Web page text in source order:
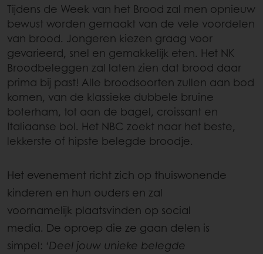
Tijdens de Week van het Brood zal men opnieuw
bewust worden gemaakt van de vele voordelen
van brood. Jongeren kiezen graag voor
gevarieerd, snel en gemakkelijk eten. Het NK
Broodbeleggen zal laten zien dat brood daar
prima bij past! Alle broodsoorten zullen aan bod
komen, van de klassieke dubbele bruine
boterham, tot aan de bagel, croissant en
Italiaanse bol. Het NBC zoekt naar het beste,
lekkerste of hipste belegde broodje.
Het evenement richt zich op thuiswonende
kinderen en hun ouders en zal
voornamelijk plaatsvinden op social
media. De oproep die ze gaan delen is
simpel: ‘Deel jouw unieke belegde